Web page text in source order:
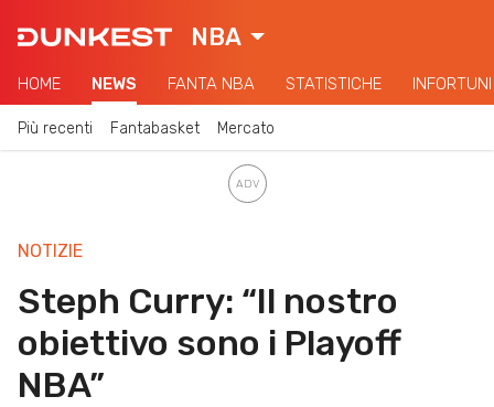
NBA
HOME NEWS FANTA NBA STATISTICHE INFORTUNI
Più recenti Fantabasket Mercato
NOTIZIE
Steph Curry: “Il nostro
obiettivo sono i Playoff
NBA”